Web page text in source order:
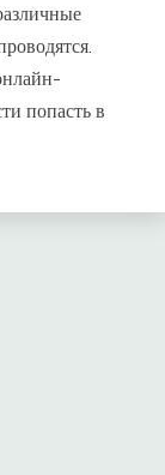
попасть в